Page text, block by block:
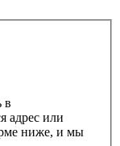
в
адрес или
ниже, и мы